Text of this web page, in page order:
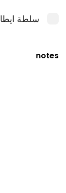
سلطة
notes